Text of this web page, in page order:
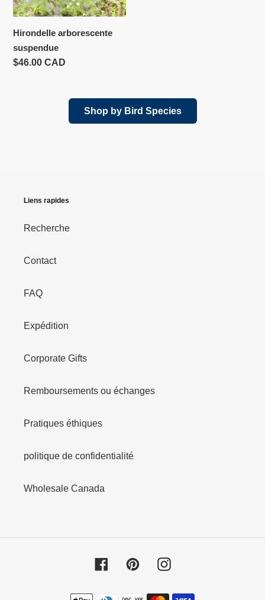
Hirondelle arborescente
suspendue
Prix
$46.00 CAD
Shop by Bird Species
Liens rapides
Recherche
Contact
FAQ
Expédition
Corporate Gifts
Remboursements ou échanges
Pratiques éthiques
politique de confidentialité
Wholesale Canada
FacebookPinterestInstagram
Moyens